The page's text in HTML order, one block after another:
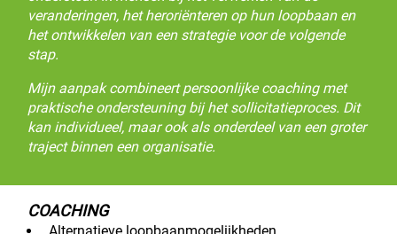
veranderingen, het heroriënteren op hun loopbaan en
het ontwikkelen van een strategie voor de volgende
stap.
Mijn aanpak combineert persoonlijke coaching met
praktische ondersteuning bij het sollicitatieproces. Dit
kan individueel, maar ook als onderdeel van een groter
traject binnen een organisatie.
COACHING